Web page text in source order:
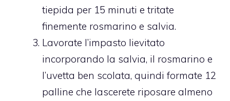
tiepida per 15 minuti e tritate
finemente rosmarino e salvia.
Lavorate l’impasto lievitato
incorporando la salvia, il rosmarino e
l’uvetta ben scolata, quindi formate 12
palline che lascerete riposare almeno